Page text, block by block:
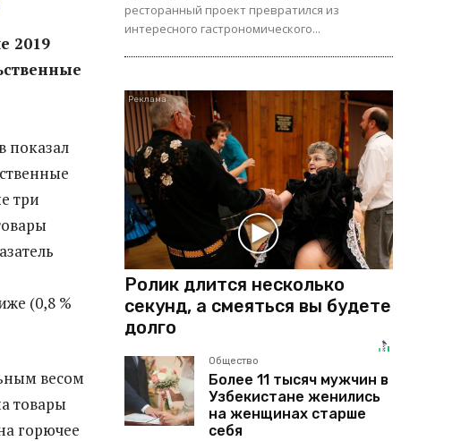
2019
показал
три
(0,8 %
весом
товары
горючее
ресторанный проект превратился из
интересного гастрономического...
Ролик длится несколько
секунд, а смеяться вы будете
долго
Общество
Более 11 тысяч мужчин в
Узбекистане женились
на женщинах старше
себя